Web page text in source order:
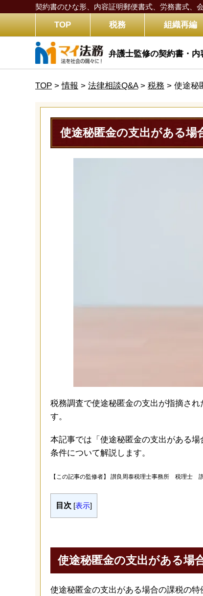
契約書のひな形、内容証明郵便書式、労務書式、
TOP 税務 組織再編
弁護士監修の契約書・
TOP >情報 > 法律相談Q&A> 税務 > 使途秘
使途秘匿金の支出がある場
税務調査で使途秘匿金の支出が指摘さ
す。
本記事では「使途秘匿金の支出がある
条件について解説します。
【この記事の監修者】 讃良周泰税理士事務所 税理士
目次 [表示]
使途秘匿金の支出がある場
使途秘匿金の支出がある場合の課税の